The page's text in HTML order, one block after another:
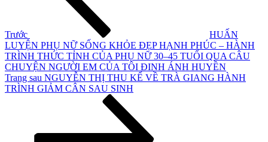
Trước
HUẤN
LUYỆN PHỤ NỮ SỐNG KHỎE ĐẸP HẠNH PHÚC – HÀNH
TRÌNH THỨC TỈNH CỦA PHỤ NỮ 30–45 TUỔI QUA CÂU
CHUYỆN NGƯỜI EM CỦA TÔI ĐINH ÁNH HUYỀN
Bài
tiếp
Trang sau NGUYỄN THỊ THU KỂ VỀ TRÀ GIANG HÀNH
TRÌNH GIẢM CÂN SAU SINH